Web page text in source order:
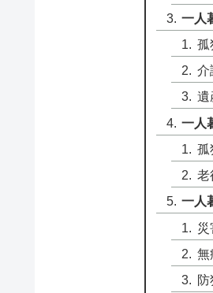
一人
孤
介
遺
一人
孤
老
一人
災
無
防